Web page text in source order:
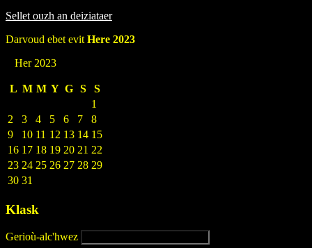
Sellet ouzh an deiziataer
Darvoud ebet evit Here 2023
Her 2023
L M M Y G S
S
1
2
3 4 5 6 7
8
9
10 11 12 13 14 15
16 17 18 19 20 21 22
23 24 25 26 27 28 29
30 31
Klask
Gerioù-alc'hwez